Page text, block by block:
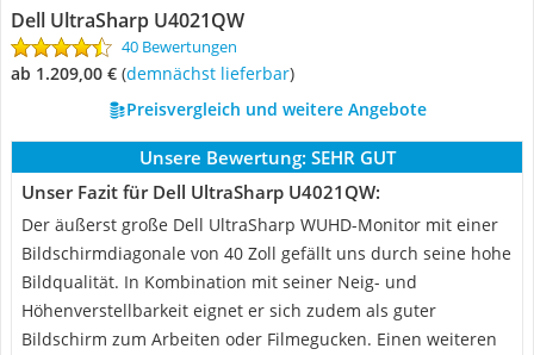
Dell UltraSharp U4021QW
40 Bewertungen
ab 1.209,00 € ( Demnächst lieferbar)
Preisvergleich und weitere Angebote
Unsere Bewertung: SEHR GUT
Unser Fazit für Dell UltraSharp U4021QW:
Der äußerst große Dell UltraSharp WUHD-Monitor mit einer
Bildschirmdiagonale von 40 Zoll gefällt uns durch seine hohe
Bildqualität. In Kombination mit seiner Neig- und
Höhenverstellbarkeit eignet er sich zudem als guter
Bildschirm zum Arbeiten oder Filmegucken. Einen weiteren